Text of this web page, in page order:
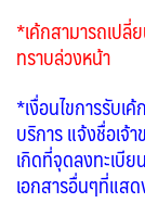
*เค้กสามารถเปลี่
ทราบล่วงหน้า
*เงื่อนไขการรับเ
บริการ แจ้งชื่อเจ้
เกิดที่จุดลงทะเบี
เอกสารอื่นๆที่แส